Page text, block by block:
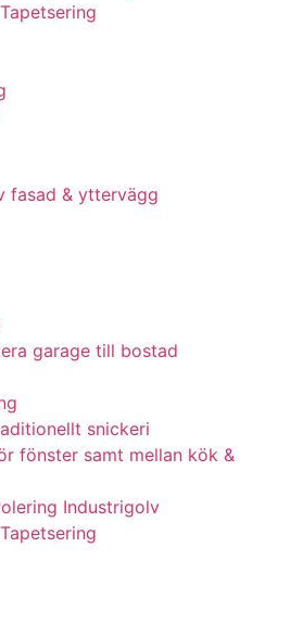
fasad & yttervägg
garage till bostad
snickeri
fönster samt mellan kök &
Industrigolv